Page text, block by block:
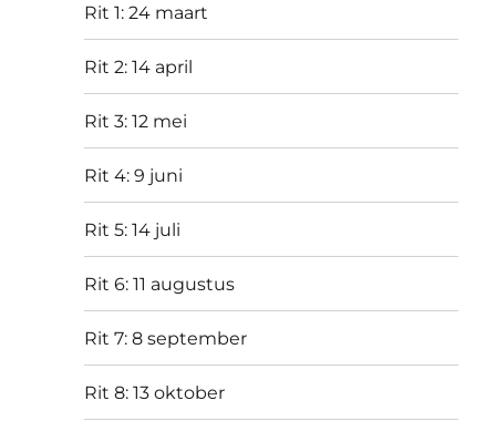
Rit 1: 24 maart
Rit 2: 14 april
Rit 3: 12 mei
Rit 4: 9 juni
Rit 5: 14 juli
Rit 6: 11 augustus
Rit 7: 8 september
Rit 8: 13 oktober